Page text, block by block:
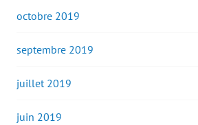
octobre 2019
septembre 2019
juillet 2019
juin 2019